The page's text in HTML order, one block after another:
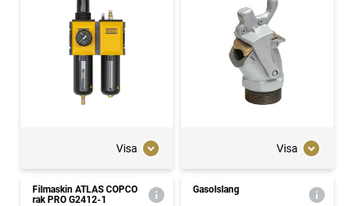
Visa Visa
Filmaskin ATLAS COPCO
rak PRO G2412-1
Gasolslang